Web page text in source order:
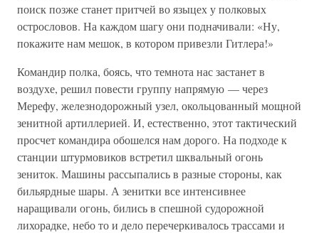
поиск позже станет притчей во языцех у полковых
острословов. На каждом шагу они подначивали: «Ну,
покажите нам мешок, в котором привезли Гитлера!»
Командир полка, боясь, что темнота нас застанет в
воздухе, решил повести группу напрямую — через
Мерефу, железнодорожный узел, окольцованный мощной
зенитной артиллерией. И, естественно, этот тактический
просчет командира обошелся нам дорого. На подходе к
станции штурмовиков встретил шквальный огонь
зениток. Машины рассыпались в разные стороны, как
бильярдные шары. А зенитки все интенсивнее
наращивали огонь, бились в спешной судорожной
лихорадке, небо то и дело перечеркивалось трассами и